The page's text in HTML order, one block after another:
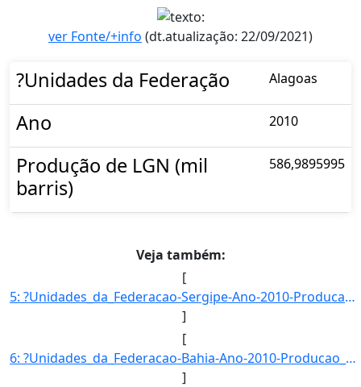
ver Fonte/+info (dt.atualização: 22/09/2021)
?Unidades da Federação Alagoas
Ano 2010
Produção de LGN (mil
barris)
586,9895995
Veja também:
[
5: ?Unidades_da_Federacao-Sergipe-Ano-2010-Producao_de_LGN_(mil_barris)-1427-730262}]
]
[
6: ?Unidades_da_Federacao-Bahia-Ano-2010-Producao_de_LGN_(mil_barris)-1956-810209}]
]